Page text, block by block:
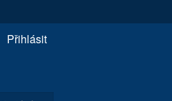
Přihlásit